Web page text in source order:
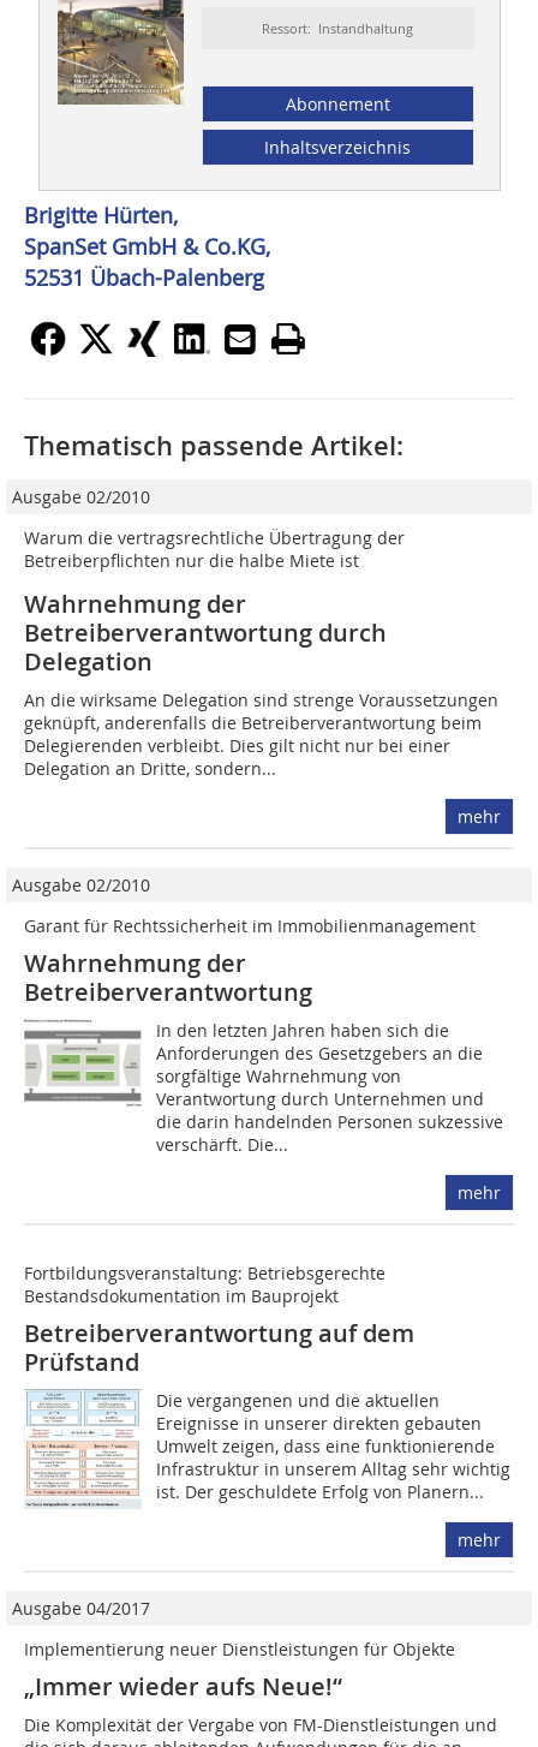
Ressort: Instandhaltung
Abonnement
Inhaltsverzeichnis
Brigitte Hürten,
SpanSet GmbH & Co.KG,
52531 Übach-Palenberg
Thematisch passende Artikel:
Ausgabe 02/2010
Warum die vertragsrechtliche Übertragung der
Betreiberpflichten nur die halbe Miete ist
Wahrnehmung der
Betreiberverantwortung durch
Delegation
An die wirksame Delegation sind strenge Voraussetzungen
geknüpft, anderenfalls die Betreiberverantwortung beim
Delegierenden verbleibt. Dies gilt nicht nur bei einer
Delegation an Dritte, sondern...
mehr
Ausgabe 02/2010
Garant für Rechtssicherheit im Immobilienmanagement
Wahrnehmung der
Betreiberverantwortung
In den letzten Jahren haben sich die
Anforderungen des Gesetzgebers an die
sorgfältige Wahrnehmung von
Verantwortung durch Unternehmen und
die darin handelnden Personen sukzessive
verschärft. Die...
mehr
Fortbildungsveranstaltung: Betriebsgerechte
Bestandsdokumentation im Bauprojekt
Betreiberverantwortung auf dem
Prüfstand
Die vergangenen und die aktuellen
Ereignisse in unserer direkten gebauten
Umwelt zeigen, dass eine funktionierende
Infrastruktur in unserem Alltag sehr wichtig
ist. Der geschuldete Erfolg von Planern...
mehr
Ausgabe 04/2017
Implementierung neuer Dienstleistungen für Objekte
„Immer wieder aufs Neue!“
Die Komplexität der Vergabe von FM-Dienstleistungen und